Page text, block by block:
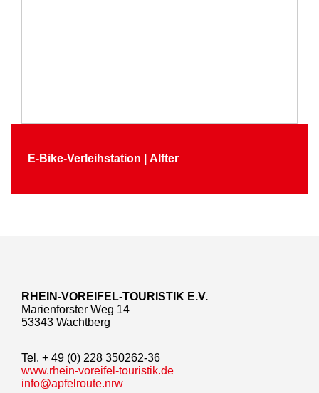
E-Bike-Verleihstation | Alfter
RHEIN-VOREIFEL-TOURISTIK E.V.
Marienforster Weg 14
53343 Wachtberg
Tel. + 49 (0) 228 350262-36
www.rhein-voreifel-touristik.de
info@apfelroute.nrw